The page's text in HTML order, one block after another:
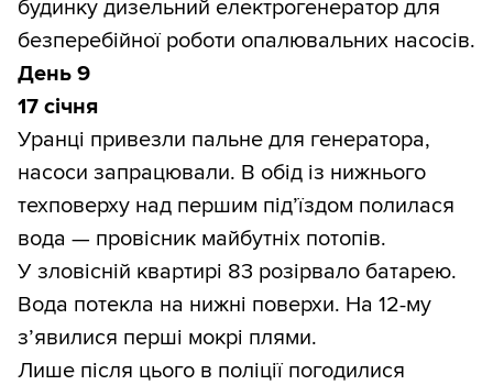
будинку дизельний електрогенератор для
безперебійної роботи опалювальних насосів.
День 9
17 січня
Уранці привезли пальне для генератора,
насоси запрацювали. В обід із нижнього
техповерху над першим під’їздом полилася
вода — провісник майбутніх потопів.
У зловісній квартирі 83 розірвало батарею.
Вода потекла на нижні поверхи. На 12-му
з’явилися перші мокрі плями.
Лише після цього в поліції погодилися